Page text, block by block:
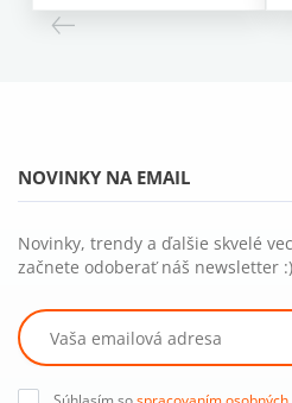
NOVINKY NA EMAIL
Novinky, trendy a ďalšie skvelé
začnete odoberať náš newsletter :)